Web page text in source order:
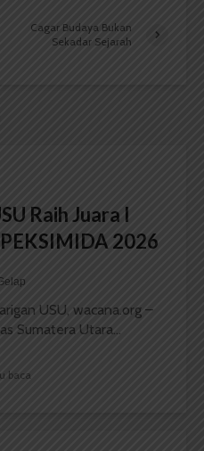
Cagar Budaya Bukan
Sekadar Sejarah
Raih Juara I
2026
USU, wacana.org –
Sumatera Utara...
baca